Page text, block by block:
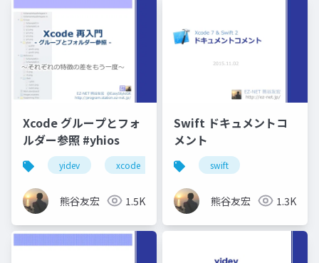
Xcode グループとフォ
ルダー参照 #yhios
yidev xcode 横浜へなちょこ勉強会
熊谷友宏 1.5K
Swift ドキュメントコ
メント
swift
熊谷友宏 1.3K